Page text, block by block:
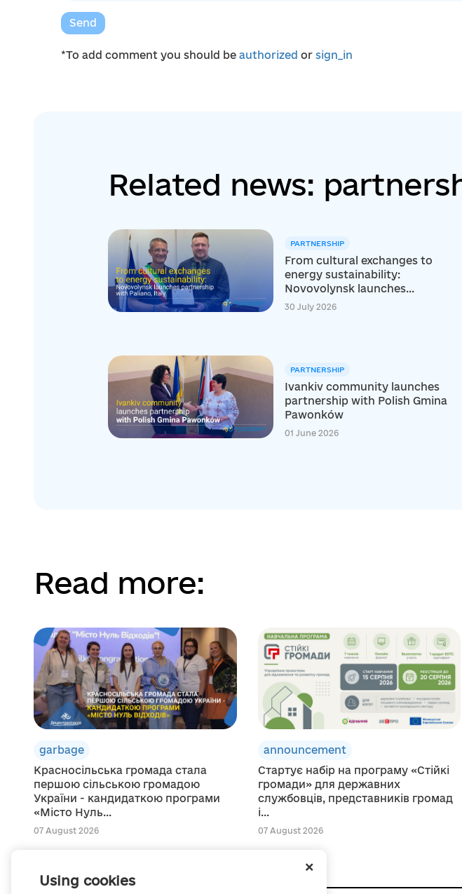
+
Using cookies
Send
*To add comment you should be authorized or sign_in
Related news:
PARTNERSHIP
From cultural exchanges to
energy sustainability:
Novovolynsk launches...
30 July 2026
PARTNERSHIP
Ivankiv community launches
partnership with Polish Gmina
Pawonków
01 June 2026
Read more:
garbage
Красносільська громада стала
першою сільською громадою
України - кандидаткою програми
«Місто Нуль...
07 August 2026
announcement
Стартує набір на програму «Стійкі
громади» для державних
службовців, представників громад
і...
07 August 2026